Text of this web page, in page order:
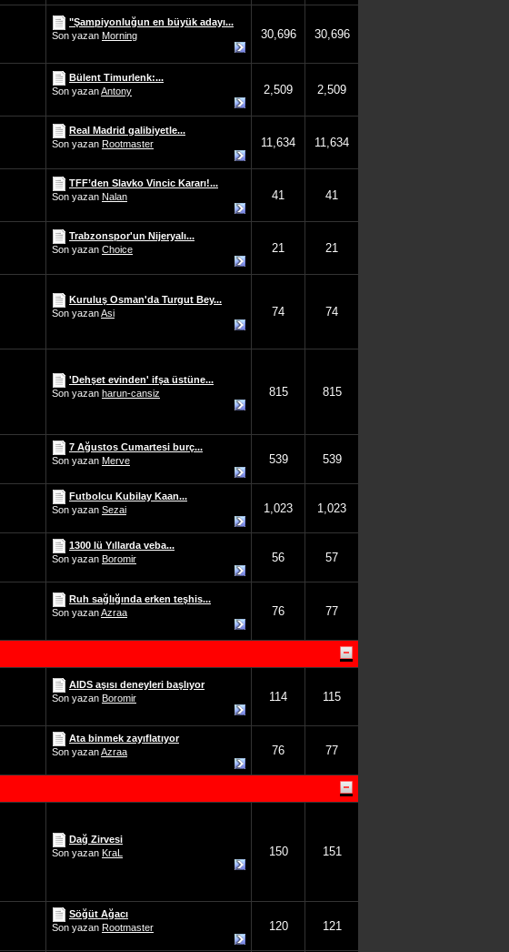
"Şampiyonluğun en büyük adayı...
Son yazan Morning 30,696 30,696
Bülent Timurlenk:...
Son yazanAntony 2,509 2,509
Real Madrid galibiyetle...
Son yazan Rootmaster 11,634 11,634
TFF’den Slavko Vincic Kararı!...
Son yazan Nalan 41 41
Trabzonspor'un Nijeryalı...
Son yazan Choice 21 21
Kuruluş Osman'da Turgut Bey...
Son yazanAsi 74 74
'Dehşet evinden' ifşa üstüne...
Son yazan harun-cansiz 815 815
7 Ağustos Cumartesi burç...
Son yazan Merve 539 539
Futbolcu Kubilay Kaan...
Son yazan Sezai 1,023 1,023
1300 lü Yıllarda veba...
Son yazan Boromir 56 57
Ruh sağlığında erken teşhis...
Son yazanAzraa 76 77
AIDS aşısı deneyleri başlıyor
Son yazan Boromir 114 115
Ata binmek zayıflatıyor
Son yazanAzraa 76 77
Dağ Zirvesi
Son yazan KraL 150 151
Söğüt Ağacı
Son yazan Rootmaster 120 121